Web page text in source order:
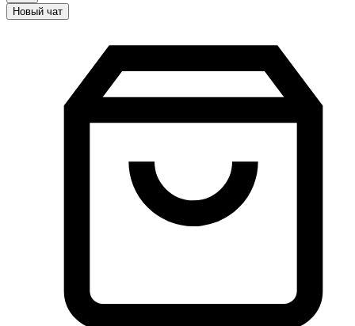
Новый чат